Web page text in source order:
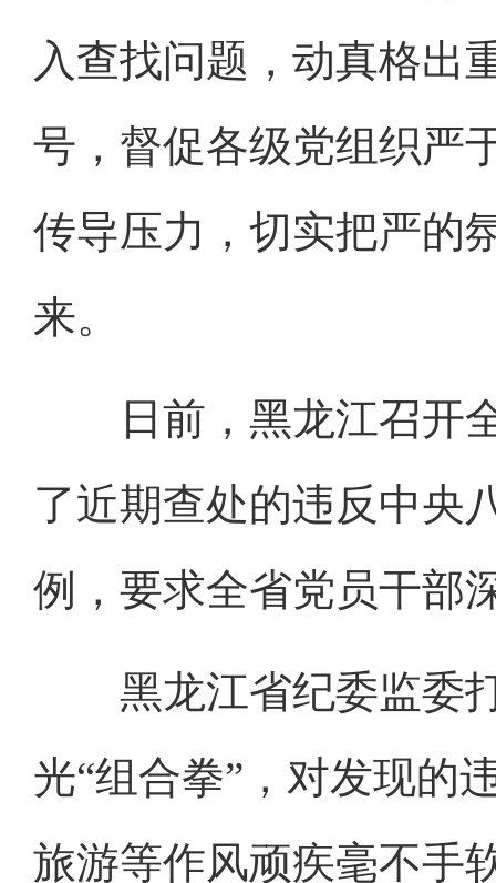
入查找问题，动真格出
号，督促各级党组织严
传导压力，切实把严的
来。
日前，黑龙江召开全
了近期查处的违反中央
例，要求全省党员干部
黑龙江省纪委监委打
光“组合拳”，对发现的
旅游等作风顽疾毫不手